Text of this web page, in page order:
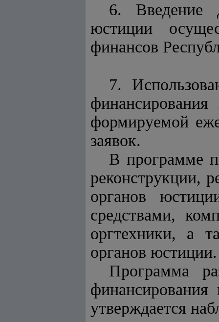
6. Введение
юстиции
финансов
7.
формируемой
заявок.
В программе
реконструкции,
органов
средствами,
оргтехники, а
органов юстиции.
Программа
утверждается